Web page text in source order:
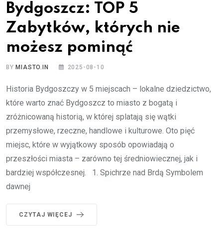
Bydgoszcz: TOP 5
Zabytków, których nie
możesz pominąć
BYMIASTO.IN 2025-08-10
Historia Bydgoszczy w 5 miejscach – lokalne dziedzictwo,
które warto znać Bydgoszcz to miasto z bogatą i
zróżnicowaną historią, w której splatają się wątki
przemysłowe, rzeczne, handlowe i kulturowe. Oto pięć
miejsc, które w wyjątkowy sposób opowiadają o
przeszłości miasta – zarówno tej średniowiecznej, jak i
bardziej współczesnej. 1. Spichrze nad Brdą Symbolem
dawnej
CZYTAJ WIĘCEJ